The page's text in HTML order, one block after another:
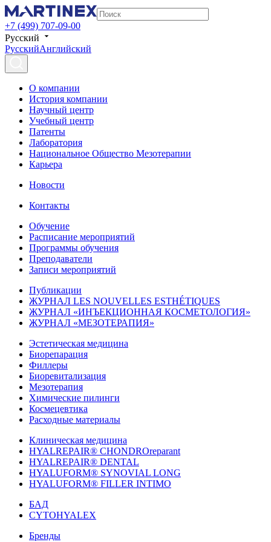
+7 (499) 707-09-00
Русский
РусскийАнглийский
О компании
История компании
Научный центр
Учебный центр
Патенты
Лаборатория
Национальное Общество Мезотерапии
Карьера
Новости
Контакты
Обучение
Расписание мероприятий
Программы обучения
Преподаватели
Записи мероприятий
Публикации
ЖУРНАЛ LES NOUVELLES ESTHÉTIQUES
ЖУРНАЛ «ИНЪЕКЦИОННАЯ КОСМЕТОЛОГИЯ»
ЖУРНАЛ «МЕЗОТЕРАПИЯ»
Эстетическая медицина
Биорепарация
Филлеры
Биоревитализация
Мезотерапия
Химические пилинги
Космецевтика
Расходные материалы
Клиническая медицина
HYALREPAIR® CHONDROreparant
HYALREPAIR® DENTAL
HYALUFORM® SYNOVIAL LONG
HYALUFORM® FILLER INTIMO
БАД
CYTOHYALEX
Бренды